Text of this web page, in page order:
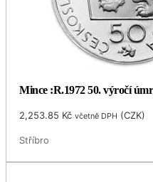
Mince :R.1972 50. výročí
2,253.85 Kč včetně DPH (CZK)
Stříbro